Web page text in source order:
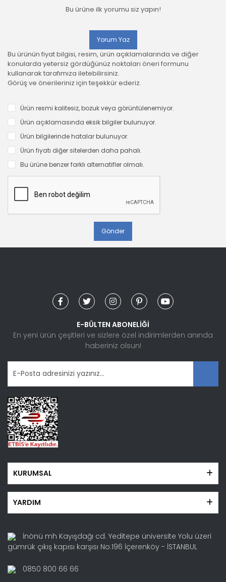
Bu ürüne ilk yorumu siz yapın!
Yorum Yaz
Bu ürünün fiyat bilgisi, resim, ürün açıklamalarında ve diğer
konularda yetersiz gördüğünüz noktaları öneri formunu
kullanarak tarafımıza iletebilirsiniz.
Görüş ve önerileriniz için teşekkür ederiz.
Ürün resmi kalitesiz, bozuk veya görüntülenemiyor.
Ürün açıklamasında eksik bilgiler bulunuyor.
Ürün bilgilerinde hatalar bulunuyor.
Ürün fiyatı diğer sitelerden daha pahalı.
Bu ürüne benzer farklı alternatifler olmalı.
Gönder
E-BÜLTEN ABONELİĞİ
En yeni ürün çeşitleri ve sizlere özel indirimlerden anında
haberiniz olsun!
KURUMSAL
YARDIM
İnönü mh Kayışdağı cd. Yeditepe üniversite Yolu üzeri
gümrük çıkış kapısı karşısı No:196 İçerenköy - İSTANBUL
0850 800 66 66